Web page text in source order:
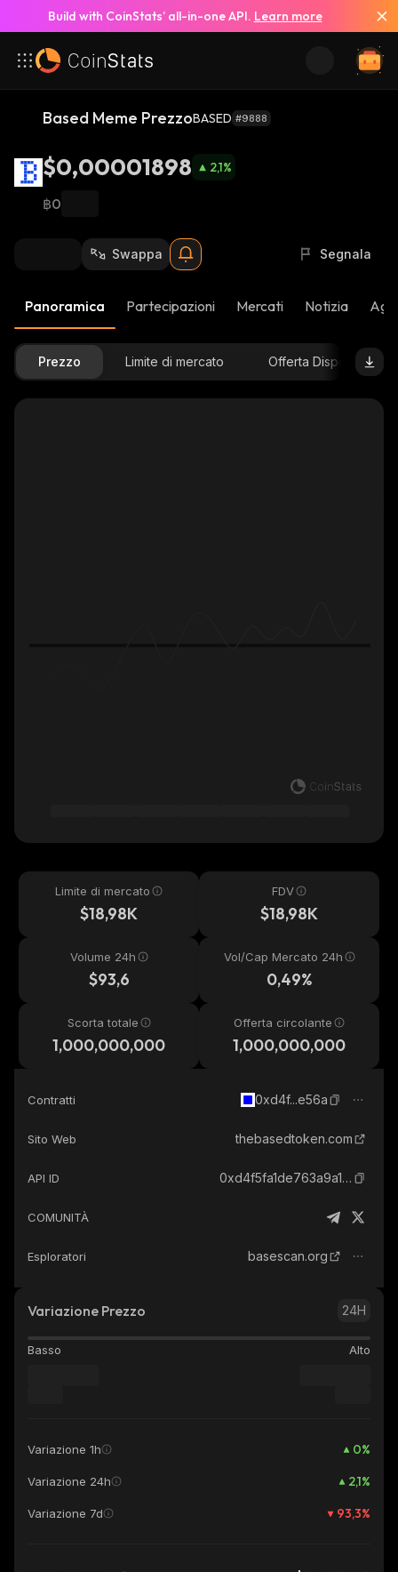
Build with CoinStats’ all-in-one API. Learn more
Based Meme PrezzoBASED #9888
$0,00001898 2,1%
฿0
Swappa Segnala
Panoramica Partecipazioni Mercati Notizia
Prezzo Limite di mercato Offerta Disponibile
Limite di mercato
$18,98K
FDV
$18,98K
Volume 24h
$93,6
Vol/Cap Mercato 24h
0,49%
Scorta totale
1,000,000,000
Offerta circolante
1,000,000,000
Contratti 0xd4f...e56a
Sito Web thebasedtoken.com
API ID 0xd4f5fa1de763a9a13568aae59b92ea49976be56a_base
COMUNITÀ
Esploratori basescan.org
Variazione Prezzo 24H
Basso Alto
Variazione 1h 0%
Variazione 24h 2,1%
Variazione 7d 93,3%